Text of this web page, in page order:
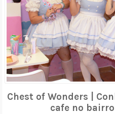
Chest of Wonders |
cafe no